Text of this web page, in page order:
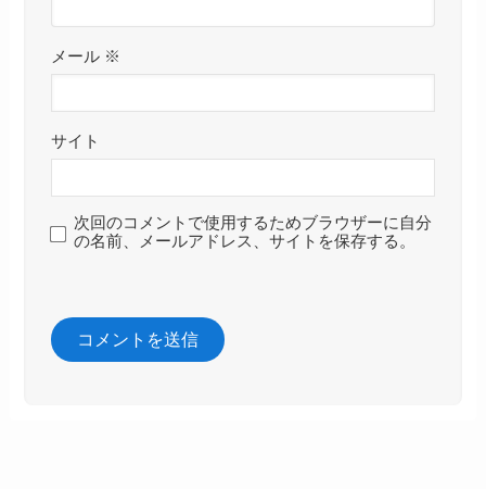
メール ※
サイト
次回のコメントで使用するためブラウザーに自分
の名前、メールアドレス、サイトを保存する。